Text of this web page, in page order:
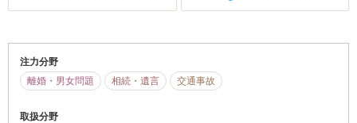
注力分野
離婚・男女問題
相続・遺言 交通事故
取扱分野